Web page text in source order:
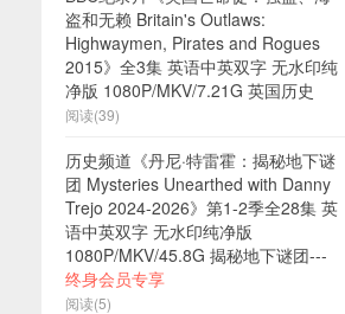
盗和无赖 Britain's Outlaws:
Highwaymen, Pirates and Rogues
2015》全3集 英语中英双字 无水印纯
净版 1080P/MKV/7.21G 英国历史
阅读(39)
历史频道《丹尼·特雷霍：揭秘地下谜
团 Mysteries Unearthed with Danny
Trejo 2024-2026》第1-2季全28集 英
语中英双字 无水印纯净版
1080P/MKV/45.8G 揭秘地下谜团---
终身会员专享
阅读(5)